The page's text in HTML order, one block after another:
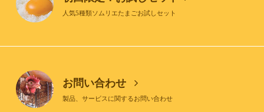
人気5種類ソムリエたまごお試しセット
お問い合わせ
製品、サービスに関するお問い合わせ